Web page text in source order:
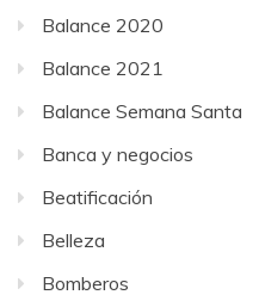
Balance 2020
Balance 2021
Balance Semana Santa
Banca y negocios
Beatificación
Belleza
Bomberos